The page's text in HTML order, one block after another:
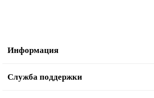
Информация
Служба поддержки